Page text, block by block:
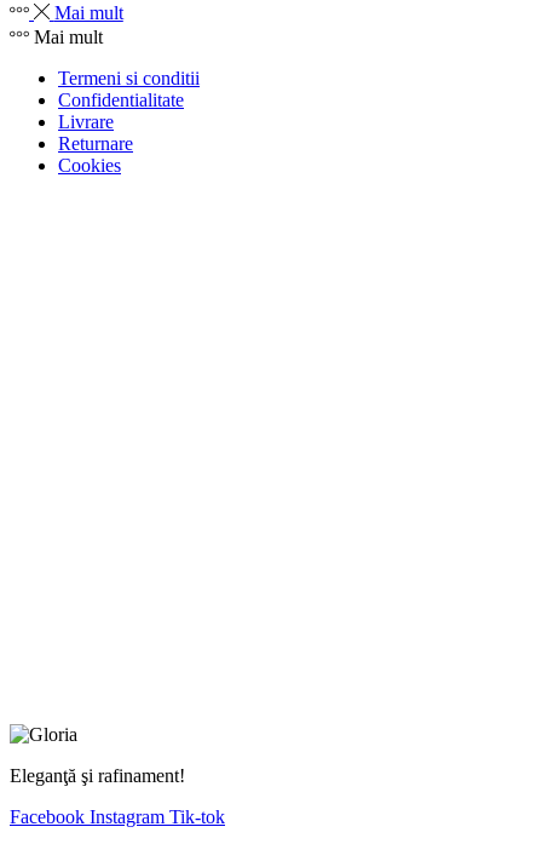
Mai mult
Mai mult
Termeni si conditii
Confidentialitate
Livrare
Returnare
Cookies
Eleganţă şi rafinament!
Facebook Instagram Tik-tok